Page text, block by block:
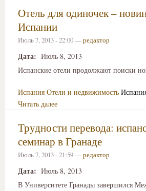
Отель для одиночек –
Испании
Июль 7, 2013 - 22:00 —редактор
Дата: Июль 8, 2013
Испанские отели продолжают поиски
Испания Отели и недвижимость
Читать далее
Трудности перевода:
семинар в Гранаде
Июль 7, 2013 - 21:59 —редактор
Дата: Июль 8, 2013
В Университете Гранады завершился